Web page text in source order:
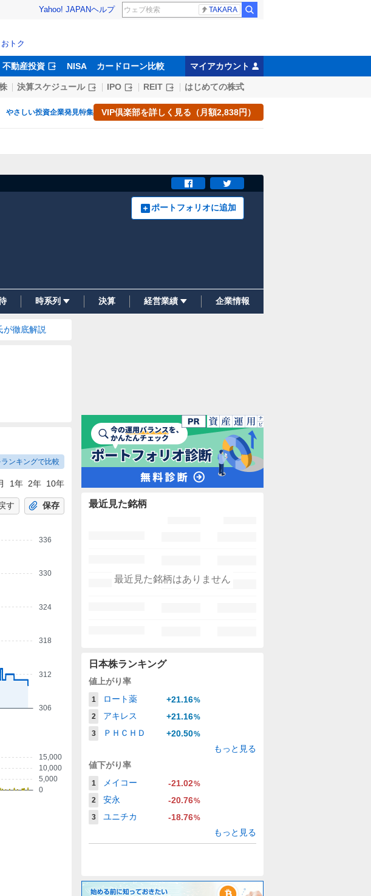
Yahoo! JAPANヘルプ TAKARA
トク
不動産投資 NISA カードローン比較 マイアカウント
決算スケジュール IPO REIT はじめての株式
やさしい投資企業発見特集 VIP倶楽部を詳しく見る（月額2,838円）
ポートフォリオに追加
時系列 決算 経営業績 企業情報
が徹底解説
ンキングで比較
1年 2年 10年
す 保存
306
312
318
324
330
336
0
5,000
10,000
15,000
最近見た銘柄
最近見た銘柄はありません
日本株ランキング
値上がり率
1 ロート薬 +21.16%
2
アキレス +21.16%
3
ＰＨＣＨＤ +20.50%
もっと見る
値下がり率
1 メイコー -21.02%
2
安永 -20.76%
3
ユニチカ -18.76%
もっと見る